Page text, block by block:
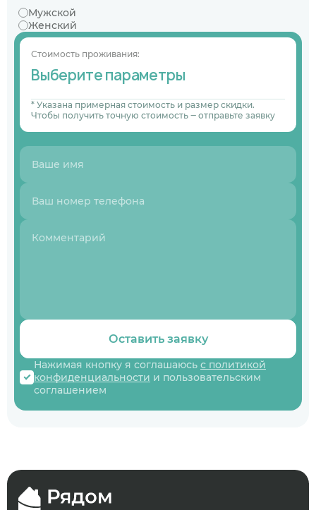
Мужской
Женский
Стоимость проживания:
Выберите параметры
* Указана примерная стоимость и размер скидки.
Чтобы получить точную стоимость ‒ отправьте заявку
Оставить заявку
Нажимая кнопку я соглашаюсь с политикой
конфиденциальности и пользовательским
соглашением